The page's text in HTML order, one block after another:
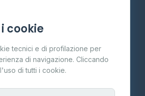
cookie
tecnici e di profilazione per
di navigazione. Cliccando
di tutti i cookie.